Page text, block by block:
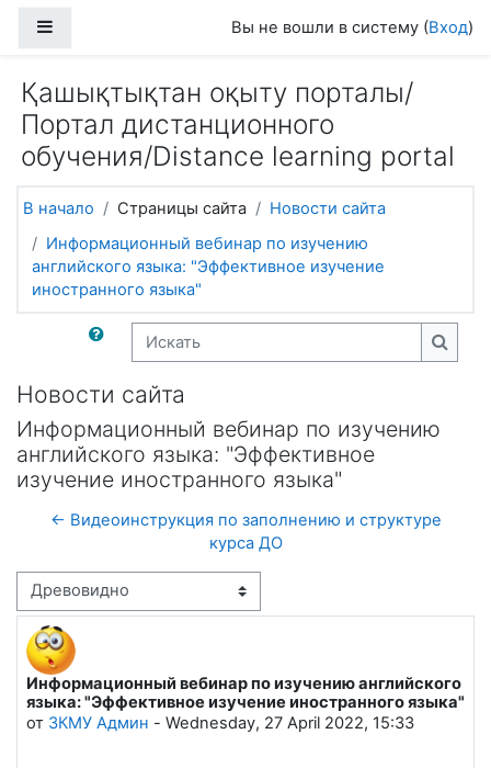
Вы не вошли в систему (Вход)
Қашықтықтан оқыту порталы/
Портал дистанционного
обучения/Distance learning portal
В начало Страницы сайта
Новости сайта
Информационный вебинар по изучению
английского языка: "Эффективное изучение
иностранного языка"
Искать
Новости сайта
Информационный вебинар по изучению
английского языка: "Эффективное
изучение иностранного языка"
← Видеоинструкция по заполнению и структуре
курса ДО
Режим отображения
Информационный вебинар по изучению английского
языка: "Эффективное изучение иностранного языка"
от ЗКМУ Админ - Wednesday, 27 April 2022, 15:33
Количество ответов: 0